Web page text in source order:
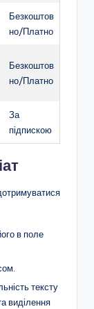
Безкоштов
но/Платно
Безкоштов
но/Платно
За
підпискою
в поле
тексту
виділення